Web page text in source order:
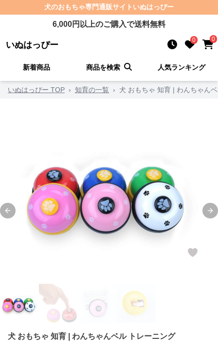
犬のおもちゃ専門通販サイト いぬはっぴー
6,000円以上のご購入で送料無料
いぬはっぴー 0 0
新着商品 商品を検索 人気ランキング
いぬはっぴー TOP › 知育の一覧 › 犬 おもちゃ 知育 | わんちゃん
Previous slide
犬 おもちゃ 知育 | わんちゃんベル トレーニング